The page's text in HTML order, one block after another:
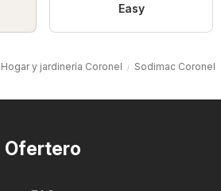
Easy
Hogar y jardinería Coronel Sodimac Coronel
Ofertero